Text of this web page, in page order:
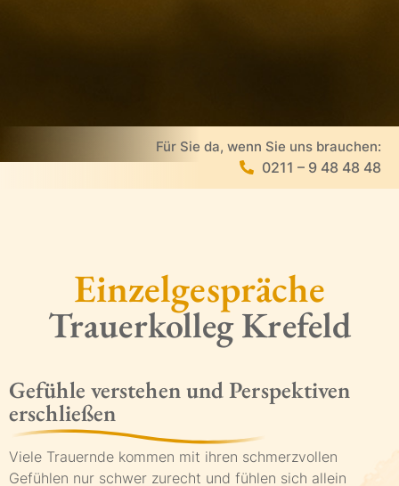
Für Sie da, wenn Sie uns brauchen:
0211 – 9 48 48 48
Einzelgespräche
Trauerkolleg Krefeld
Gefühle verstehen und Perspektiven
erschließen
Viele Trauernde kommen mit ihren schmerzvollen
Gefühlen nur schwer zurecht und fühlen sich allein